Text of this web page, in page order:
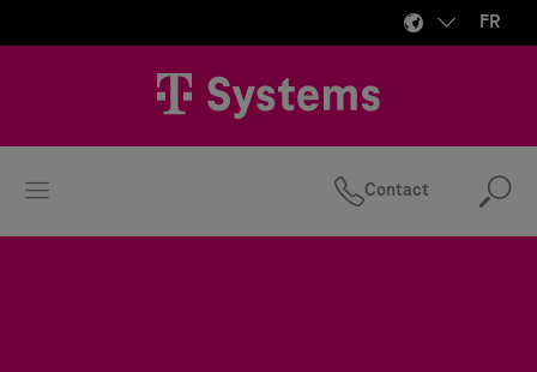
FR
Contact